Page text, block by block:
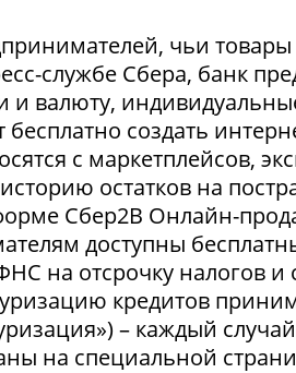
чьи товары
службе Сбера, банк
валюту,
создать
с маркетплейсов,
остатков на
Сбер2В Онлайн-
доступны
на отсрочку налогов и
кредитов
– каждый случай
на специальной